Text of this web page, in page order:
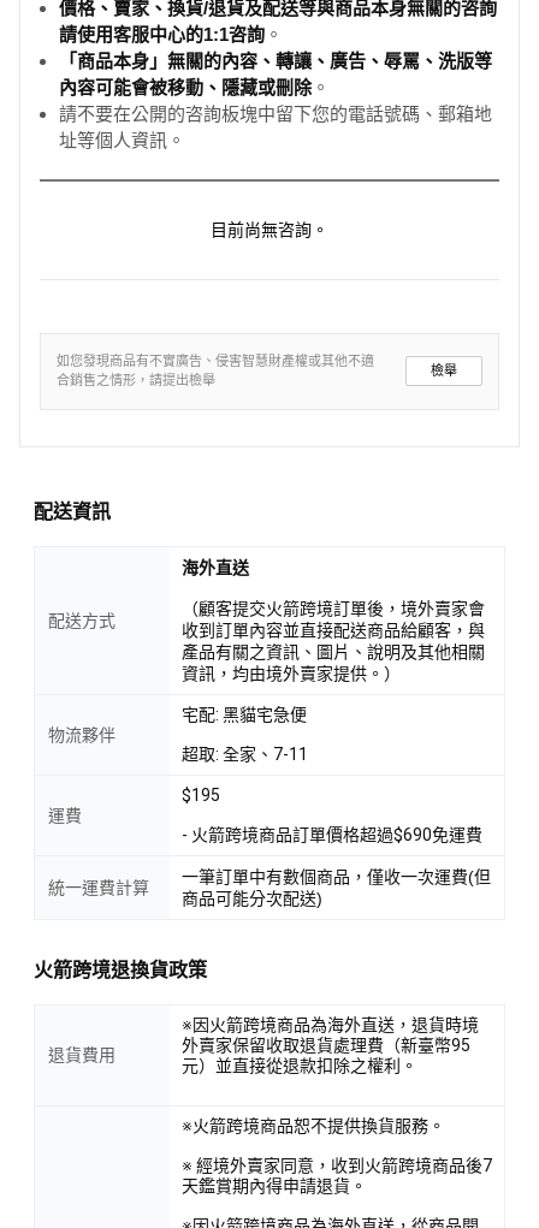
價格、賣家、換貨/退貨及配送等與商品本身無關的咨詢
請使用客服中心的1:1咨詢 。
「商品本身」無關的內容、轉讓、廣告、辱罵、洗版等
內容可能會被移動、隱藏或刪除。
請不要在公開的咨詢板塊中留下您的電話號碼、郵箱地
址等個人資訊。
目前尚無咨詢。
如您發現商品有不實廣告、侵害智慧財產權或其他不適
合銷售之情形，請提出檢舉
檢舉
配送資訊
配送方式
海外直送
（顧客提交火箭跨境訂單後，境外賣家會
收到訂單內容並直接配送商品給顧客，與
產品有關之資訊、圖片、說明及其他相關
資訊，均由境外賣家提供。）
物流夥伴
宅配: 黑貓宅急便
超取: 全家、7-11
運費
$195
- 火箭跨境商品訂單價格超過$690免運費
統一運費計算
一筆訂單中有數個商品，僅收一次運費(但
商品可能分次配送)
火箭跨境退換貨政策
退貨費用
※因火箭跨境商品為海外直送，退貨時境
外賣家保留收取退貨處理費（新臺幣95
元）並直接從退款扣除之權利。
※火箭跨境商品恕不提供換貨服務。
※ 經境外賣家同意，收到火箭跨境商品後7
天鑑賞期內得申請退貨。